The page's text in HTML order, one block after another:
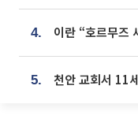
4.
5.